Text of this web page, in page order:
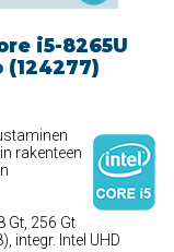
i5-8265U
(124277)
rakenteen
Gt, 256 Gt
integr. Intel UHD